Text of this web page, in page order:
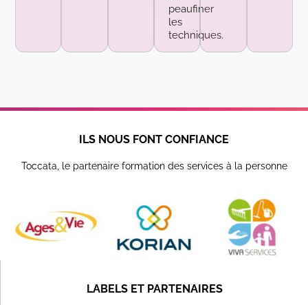
peaufiner
les
techniques.
ILS NOUS FONT CONFIANCE
Toccata, le partenaire formation des services à la personne
LABELS ET PARTENAIRES